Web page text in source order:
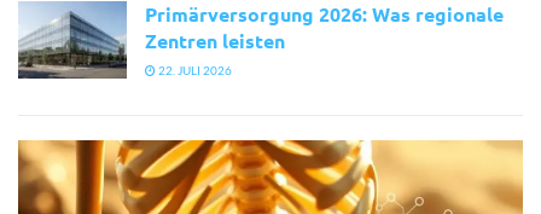
Primärversorgung 2026: Was regionale
Zentren leisten
22. JULI 2026